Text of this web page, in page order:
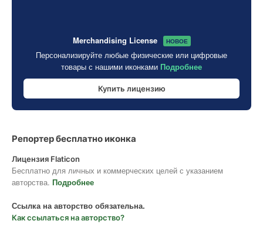
Merchandising License НОВОЕ
Персонализируйте любые физические или цифровые
товары с нашими иконками Подробнее
Купить лицензию
Репортер бесплатно иконка
Лицензия Flaticon
Бесплатно для личных и коммерческих целей с указанием
авторства. Подробнее
Ссылка на авторство обязательна.
Как ссылаться на авторство?